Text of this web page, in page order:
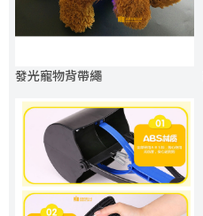
發光寵物背帶繩